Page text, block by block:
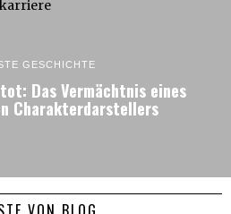
GESCHICHTE
Das Vermächtnis eines
Charakterdarstellers